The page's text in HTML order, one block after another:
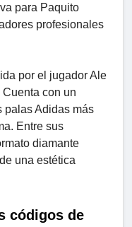
para Paquito
profesionales
por el jugador Ale
con un
palas Adidas más
Entre sus
diamante
una estética
códigos de